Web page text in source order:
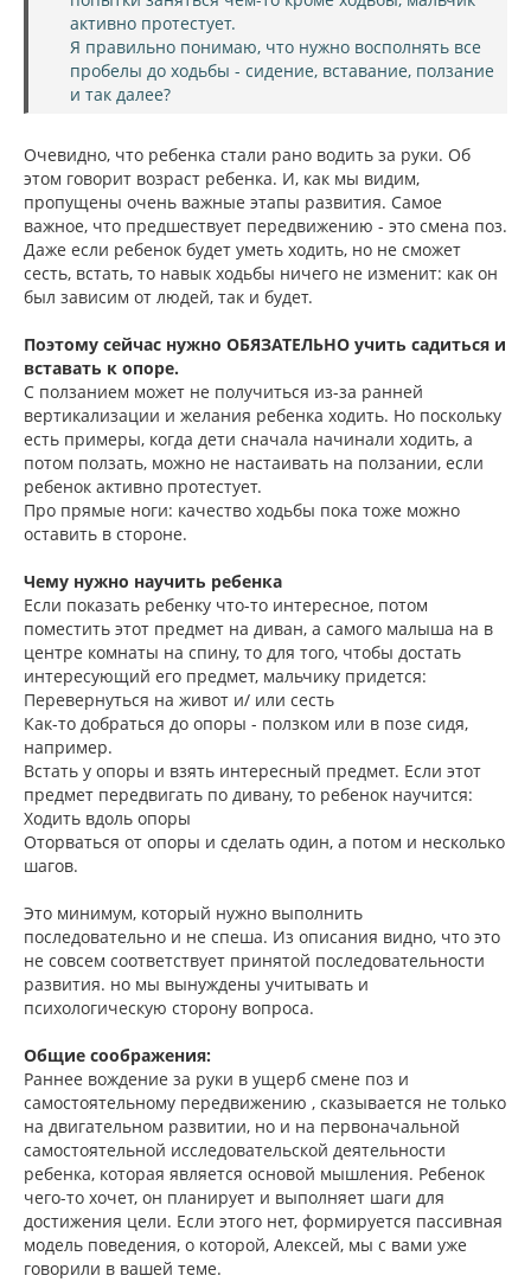
активно протестует.
Я правильно понимаю, что нужно восполнять все
пробелы до ходьбы - сидение, вставание, ползание
и так далее?
Очевидно, что ребенка стали рано водить за руки. Об
этом говорит возраст ребенка. И, как мы видим,
пропущены очень важные этапы развития. Самое
важное, что предшествует передвижению - это смена поз.
Даже если ребенок будет уметь ходить, но не сможет
сесть, встать, то навык ходьбы ничего не изменит: как он
был зависим от людей, так и будет.
Поэтому сейчас нужно ОБЯЗАТЕЛЬНО учить садиться и
вставать к опоре.
С ползанием может не получиться из-за ранней
вертикализации и желания ребенка ходить. Но поскольку
есть примеры, когда дети сначала начинали ходить, а
потом ползать, можно не настаивать на ползании, если
ребенок активно протестует.
Про прямые ноги: качество ходьбы пока тоже можно
оставить в стороне.
Чему нужно научить ребенка
Если показать ребенку что-то интересное, потом
поместить этот предмет на диван, а самого малыша на в
центре комнаты на спину, то для того, чтобы достать
интересующий его предмет, мальчику придется:
Перевернуться на живот и/ или сесть
Как-то добраться до опоры - ползком или в позе сидя,
например.
Встать у опоры и взять интересный предмет. Если этот
предмет передвигать по дивану, то ребенок научится:
Ходить вдоль опоры
Оторваться от опоры и сделать один, а потом и несколько
шагов.
Это минимум, который нужно выполнить
последовательно и не спеша. Из описания видно, что это
не совсем соответствует принятой последовательности
развития. но мы вынуждены учитывать и
психологическую сторону вопроса.
Общие соображения:
Раннее вождение за руки в ущерб смене поз и
самостоятельному передвижению , сказывается не только
на двигательном развитии, но и на первоначальной
самостоятельной исследовательской деятельности
ребенка, которая является основой мышления. Ребенок
чего-то хочет, он планирует и выполняет шаги для
достижения цели. Если этого нет, формируется пассивная
модель поведения, о которой, Алексей, мы с вами уже
говорили в вашей теме.